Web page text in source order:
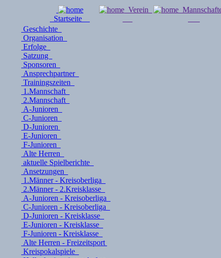
Startseite
Verein
Geschichte
Organisation
Erfolge
Satzung
Sponsoren
Ansprechpartner
Trainingszeiten
1.Mannschaft
2.Mannschaft
A-Junioren
C-Junioren
D-Junioren
E-Junioren
F-Junioren
Alte Herren
aktuelle Spielberichte
Ansetzungen
1.Männer - Kreisoberliga
2.Männer - 2.Kreisklasse
A-Junioren - Kreisoberliga
C-Junioren - Kreisoberliga
D-Junioren - Kreisklasse
E-Junioren - Kreisklasse
F-Junioren - Kreisklasse
Alte Herren - Freizeitsport
Kreispokalspiele